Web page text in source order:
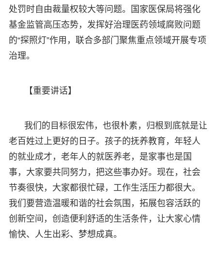
处罚时自由裁量权较大等问题。国家医保局将强化
基金监管高压态势，发挥好治理医药领域腐败问题
的“探照灯”作用，联合多部门聚焦重点领域开展专项
治理。
【重要讲话】
我们的目标很宏伟，也很朴素，归根到底就是让
老百姓过上更好的日子。孩子的抚养教育，年轻人
的就业成才，老年人的就医养老，是家事也是国
事，大家要共同努力，把这些事办好。现在，社会
节奏很快，大家都很忙碌，工作生活压力都很大。
我们要营造温暖和谐的社会氛围，拓展包容活跃的
创新空间，创造便利舒适的生活条件，让大家心情
愉快、人生出彩、梦想成真。